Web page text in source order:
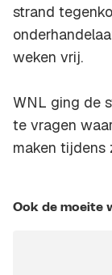
strand
weken vrij.
WNL ging de
te vragen
maken tijdens
Ook de moeite